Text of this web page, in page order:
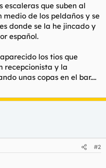
escaleras que suben al
medio de los peldaños y se
donde se la he jincado y
español.
los tios que
recepcionista y la
unas copas en el bar....
#2